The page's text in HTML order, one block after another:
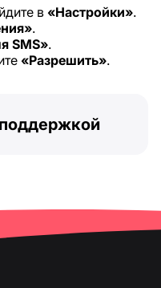
в «Настройки».
.
SMS».
«Разрешить».